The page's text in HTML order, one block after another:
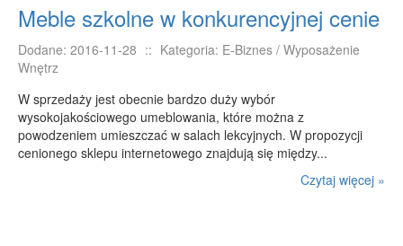
Meble szkolne w konkurencyjnej cenie
Dodane: 2016-11-28 :: Kategoria: E-Biznes / Wyposażenie
Wnętrz
W sprzedaży jest obecnie bardzo duży wybór
wysokojakościowego umeblowania, które można z
powodzeniem umieszczać w salach lekcyjnych. W propozycji
cenionego sklepu internetowego znajdują się między...
Czytaj więcej »